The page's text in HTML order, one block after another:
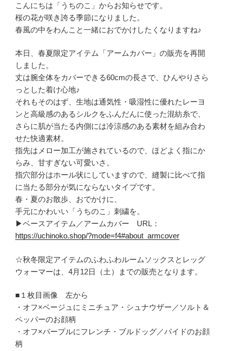
こんにちは「うちのこ」からお知らせです。
桜の花が咲き誇る季節になりました。
春風の中をわんこと一緒におでかけしたくなりますね♪
本日、春夏限定アイテム「アームカバー」の販売を再開
しました。
丈は腕全体をカバーできる60cmの長さで、ひんやりさら
っとした着け心地♪
それもそのはず、生地は通気性・吸湿性に優れたレーヨ
ンと高級感のあるシルクをふんだんに使った混紡糸で、
さらに肌が当たる内側には冷涼感のある素材を組み合わ
せた快適素材。
指先はメロー加工が施されているので、ほどよく指にか
らみ、甘すぎない可愛いさ。
指穴部分はホール状にしていますので、縫製に比べて指
に当たる部分が気にならないタイプです。
春・夏のお散歩、おでかけに、
手元にかわいい「うちのこ」刺繍を。
▶ベースアイテム／アームカバー URL：
https://uchinoko.shop/?mode=f4#about_armcover
☆秋冬限定アイテムのふわふわルームソックスとレッグ
ウォーマーは、4月12日（土）までの販売となります。
■１枚目画像 左から
・オフ×ベージュにミニチュア・シュナウザー／ソルト＆
ペッパーのお顔柄
・オフ×パープルにフレンチ・ブルドッグ／パイドのお顔
柄